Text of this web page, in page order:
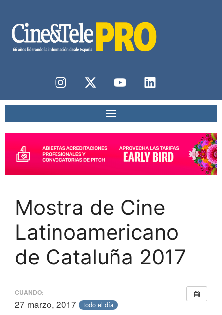
Mostra de Cine
Latinoamericano
de Cataluña 2017
CUANDO:
27 marzo, 2017 todo el día